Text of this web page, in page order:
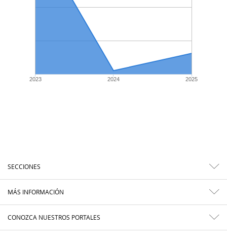
2023 2024 2025
SECCIONES
MÁS INFORMACIÓN
CONOZCA NUESTROS PORTALES